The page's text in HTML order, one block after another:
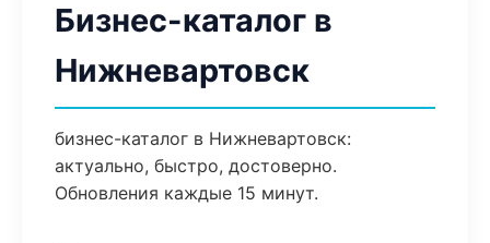
Бизнес-каталог в
Нижневартовск
бизнес-каталог в Нижневартовск:
актуально, быстро, достоверно.
Обновления каждые 15 минут.